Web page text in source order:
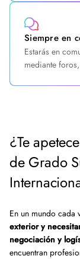
Siempre en
Estarás en
mediante
¿Te
de Grado
En un mundo cada
exterior y
negociación y
encuentran